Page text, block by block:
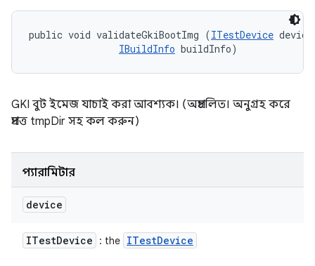
public void validateGkiBootImg (ITestDevice
IBuildInfo buildInfo)
GKI বুট ইমেজ যাচাই করা আবশ্যক। (অপ্রচলিত। অনুগ্রহ করে
প্রদত্ত tmpDir সহ কল ​​করুন)
প্যারামিটার
device
ITestDevice : the ITestDevice